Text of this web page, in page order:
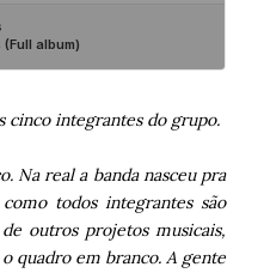
cinco integrantes do grupo.
Na real a banda nasceu pra
todos integrantes são
outros projetos musicais,
quadro em branco. A gente